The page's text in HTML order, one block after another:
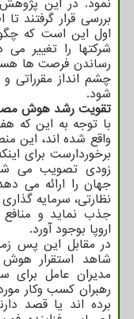
بررسی قرار گرفتند
اول این است که
شرکتها را تغییر می
رساندن فرصت ها
چشم انداز مقرراتی
شود.
تقویت رشد هوش
واقع شده اند، این
برخوردارست برای
زودی تصویب می
جهان را ارائه می
نظارتی، سرمایه
جذب نماید و
اروپا بوجود آورد.
در مقابل این پس
شاهد استقرار
رهبران کسب وکار
برده اند یا قصد